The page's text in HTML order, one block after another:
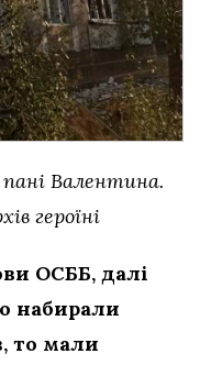
пані Валентина.
героїні
ОСББ, далі
набирали
то мали